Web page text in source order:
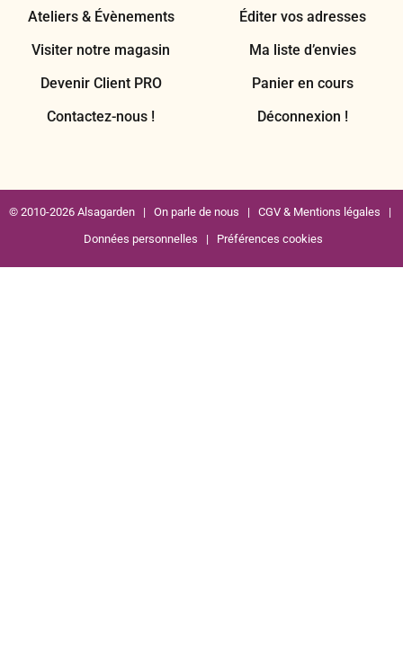
Ateliers & Évènements
Visiter notre magasin
Devenir Client PRO
Contactez-nous !
Éditer vos adresses
Ma liste d’envies
Panier en cours
Déconnexion !
© 2010-2026 Alsagarden | On parle de nous | CGV & Mentions légales |
Données personnelles | Préférences cookies